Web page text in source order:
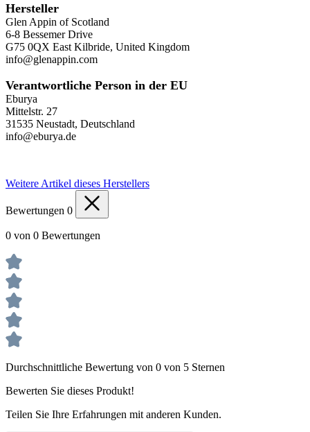
Hersteller
Glen Appin of Scotland
6-8 Bessemer Drive
G75 0QX East Kilbride, United Kingdom
info@glenappin.com
Verantwortliche Person in der EU
Eburya
Mittelstr. 27
31535 Neustadt, Deutschland
info@eburya.de
Weitere Artikel dieses Herstellers
Bewertungen 0
0 von 0 Bewertungen
Durchschnittliche Bewertung von 0 von 5 Sternen
Bewerten Sie dieses Produkt!
Teilen Sie Ihre Erfahrungen mit anderen Kunden.